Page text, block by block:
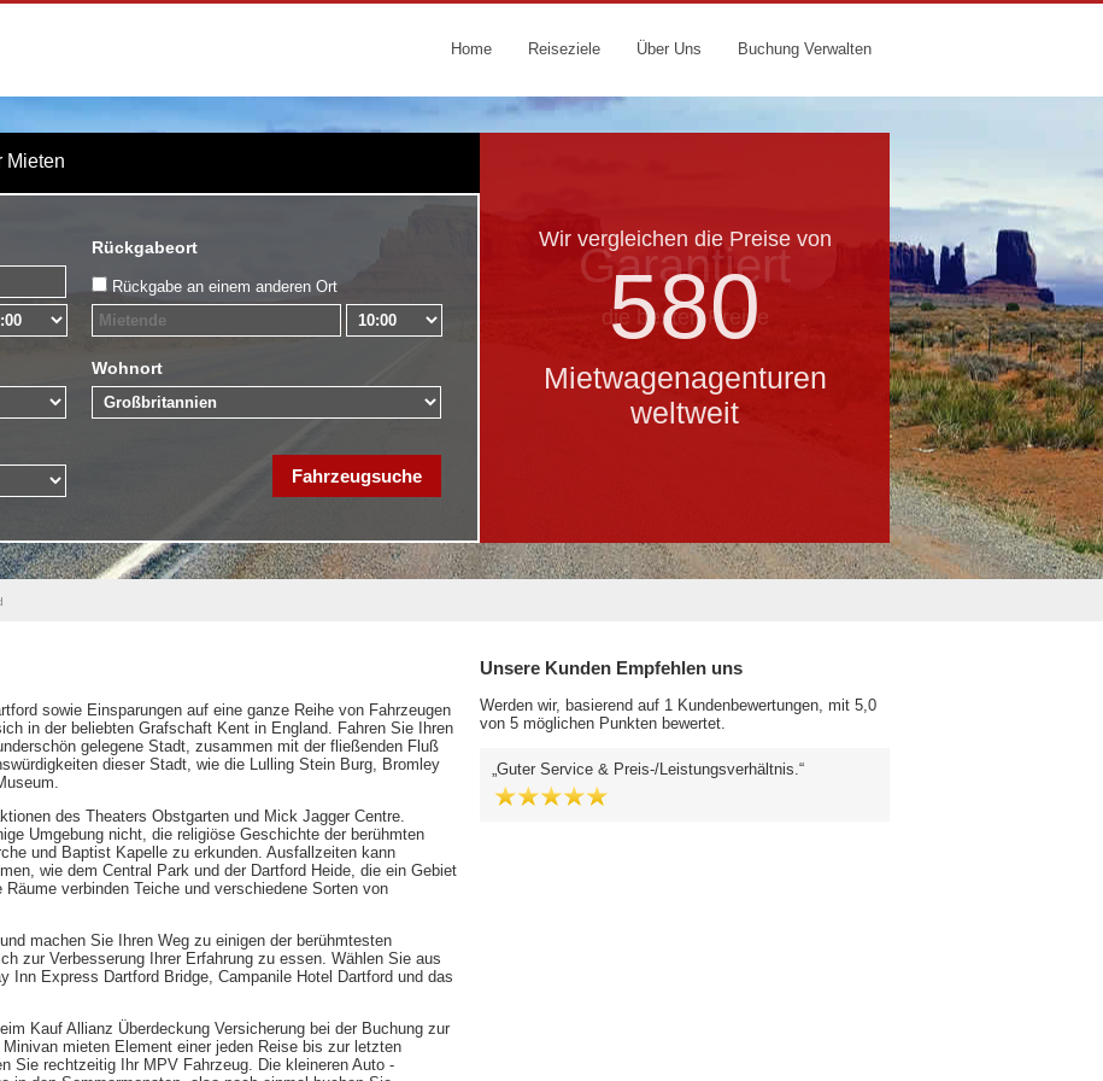
Home Reiseziele Über Uns Buchung Verwalten
Mieten
Rückgabeort
Rückgabe an einem anderen Ort
Wohnort
Wir vergleichen die Preise von
580
Mietwagenagenturen
weltweit
Garantiert
die besten Preise
sowie Einsparungen auf eine ganze Reihe von Fahrzeugen
in der beliebten Grafschaft Kent in England. Fahren Sie Ihren
gelegene Stadt, zusammen mit der fließenden Fluß
dieser Stadt, wie die Lulling Stein Burg, Bromley
des Theaters Obstgarten und Mick Jagger Centre.
Umgebung nicht, die religiöse Geschichte der berühmten
und Baptist Kapelle zu erkunden. Ausfallzeiten kann
wie dem Central Park und der Dartford Heide, die ein Gebiet
verbinden Teiche und verschiedene Sorten von
machen Sie Ihren Weg zu einigen der berühmtesten
zur Verbesserung Ihrer Erfahrung zu essen. Wählen Sie aus
Inn Express Dartford Bridge, Campanile Hotel Dartford und das
Kauf Allianz Überdeckung Versicherung bei der Buchung zur
mieten Element einer jeden Reise bis zur letzten
Sie rechtzeitig Ihr MPV Fahrzeug. Die kleineren Auto -
Unsere Kunden Empfehlen uns
Werden wir, basierend auf 1 Kundenbewertungen, mit 5,0
von 5 möglichen Punkten bewertet.
Guter Service & Preis-/Leistungsverhältnis.